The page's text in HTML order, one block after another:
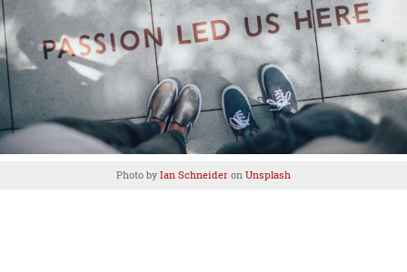
Photo by Ian Schneider on Unsplash